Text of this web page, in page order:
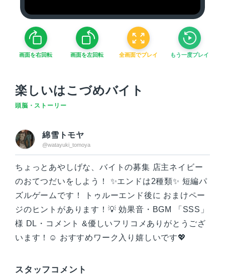
画面を右回転 画面を左回転 全画面でプレイ もう一度プレイ
楽しいはこづめバイト
頭脳・ストーリー
綿雪トモヤ
@watayuki_tomoya
ちょっとあやしげな、バイトの募集 店主ネイビー
のおてつだいをしよう！ ✨エンドは2種類✨ 短編パ
ズルゲームです！ トゥルーエンド後に おまけペー
ジのヒントがあります！💡 効果音・BGM 「SSS」
様 DL・コメント &優しいフリコメありがとうござ
います！☺️ おすすめワーク入り嬉しいです💖
スタッフコメント